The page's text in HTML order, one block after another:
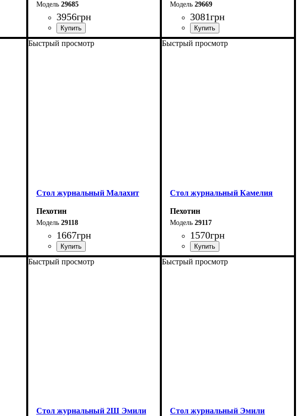
29685
3956грн
29669
3081грн
Быстрый просмотр
Стол журнальный Малахит
Пехотин
29118
1667грн
Быстрый просмотр
Стол журнальный Камелия
Пехотин
29117
1570грн
Быстрый просмотр
Стол журнальный 2Ш Эмили
Быстрый просмотр
Стол журнальный Эмили